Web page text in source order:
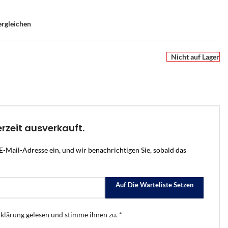
–
Sie es
Zuhause – mit Bild
BERATUNG
Alarmanlage passt zu
von Hikvision AX PRO – wir
PERSÖNLICHE BERATUNG
Nicht sicher, welche Lösung
Sagen Sie uns, was Sie schützen möchten – wir
Nicht auf Lager
ausverkauft.
Mail-Adresse ein, und wir benachrichtigen Sie, sobald das
Auf Die Warteliste Setzen
gelesen und stimme ihnen zu. *